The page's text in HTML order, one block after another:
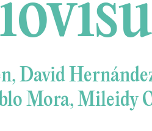
David
Mora, Mileidy